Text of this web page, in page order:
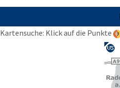
Kartensuche: Klick auf die Punkte